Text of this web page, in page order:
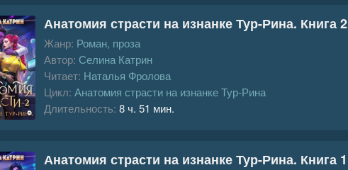
Анатомия страсти на изнанке Тур-Рина. Книга 2
Жанр: Роман, проза
Автор: Селина Катрин
Читает: Наталья Фролова
Цикл: Анатомия страсти на изнанке Тур-Рина
Длительность: 8 ч. 51 мин.
Анатомия страсти на изнанке Тур-Рина. Книга 1